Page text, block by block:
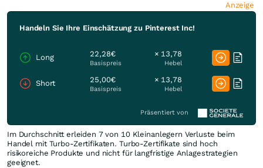
Anzeige
Handeln Sie Ihre Einschätzung zu Pinterest Inc!
Long 22,28€
Basispreis
× 13,78
Hebel
Short 25,00€
Basispreis
× 13,78
Hebel
Präsentiert von
Im Durchschnitt erleiden 7 von 10 Kleinanlegern Verluste beim
Handel mit Turbo-Zertifikaten. Turbo-Zertifikate sind hoch
risikoreiche Produkte und nicht für langfristige Anlagestrategien
geeignet.